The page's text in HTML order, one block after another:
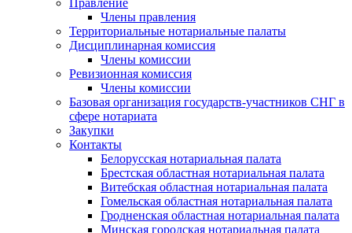
Правление
Члены правления
Территориальные нотариальные палаты
Дисциплинарная комиссия
Члены комиссии
Ревизионная комиссия
Члены комиссии
Базовая организация государств-участников СНГ в
сфере нотариата
Закупки
Контакты
Белорусская нотариальная палата
Брестская областная нотариальная палата
Витебская областная нотариальная палата
Гомельская областная нотариальная палата
Гродненская областная нотариальная палата
Минская городская нотариальная палата